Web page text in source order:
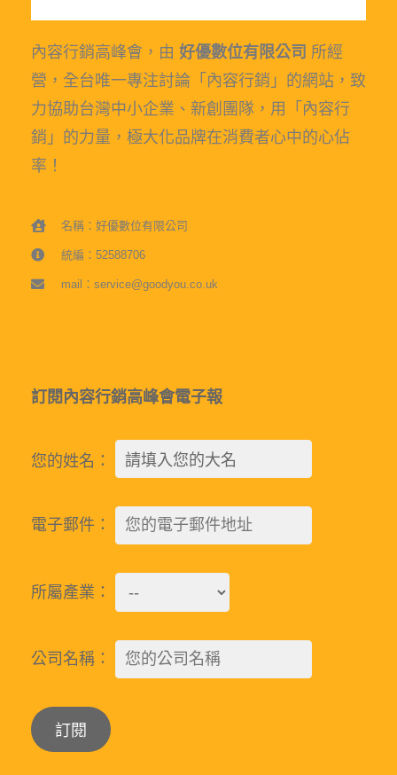
內容行銷高峰會，由 好優數位有限公司 所經
營，全台唯一專注討論「內容行銷」的網站，致
力協助台灣中小企業、新創團隊，用「內容行
銷」的力量，極大化品牌在消費者心中的心佔
率！
名稱：好優數位有限公司
統編：52588706
mail：service@goodyou.co.uk
訂閱內容行銷高峰會電子報
您的姓名：
電子郵件：
所屬產業：
公司名稱：